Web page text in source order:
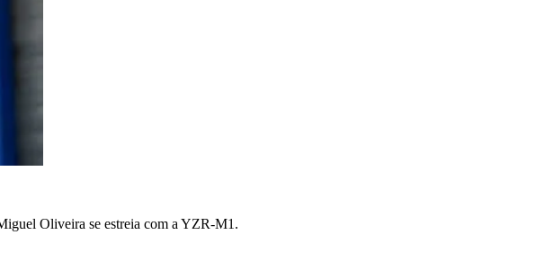
Oliveira se estreia com a YZR-M1.